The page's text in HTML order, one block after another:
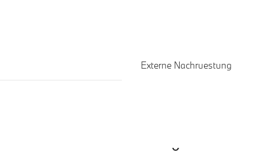
Externe Nachruestung